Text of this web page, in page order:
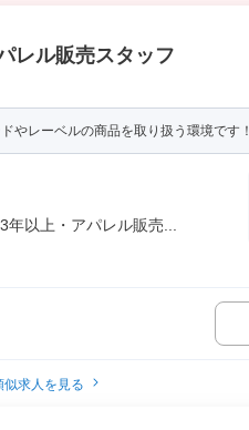
レル販売スタッフ
やレーベルの商品を取り扱う環境です！
以上・アパレル販売...
似求人を見る